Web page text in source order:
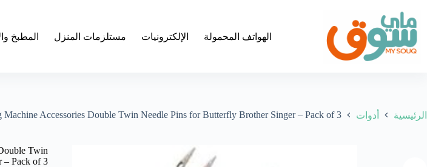
إلى
المحتوى
الهواتف المحمولة الإلكترونيات مستلزمات المنزل المطبخ
الرئيسية أدوات Accessories Double Twin Needle Pins for Butterfly Brother Singer – Pack of 3
Twin
– Pack of 3